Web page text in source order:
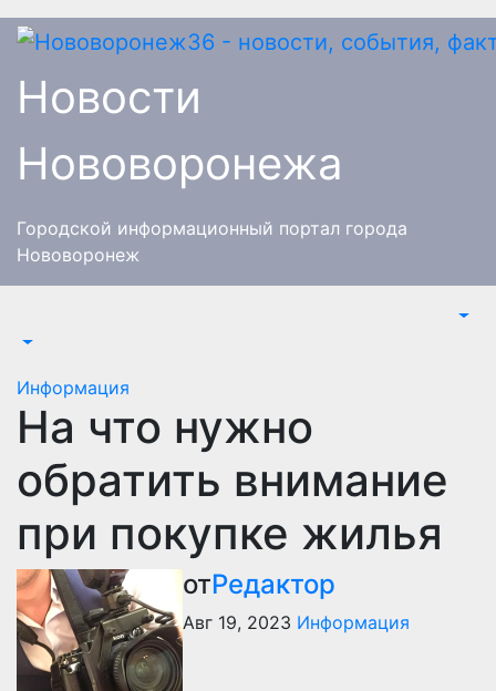
Перейти
Новости
Нововоронежа
Городской информационный портал города
Нововоронеж
Информация
На что нужно
обратить внимание
при покупке жилья
отРедактор
Авг 19, 2023 Информация